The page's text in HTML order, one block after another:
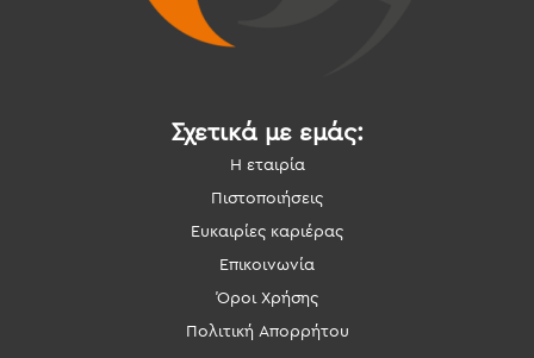
Σχετικά με εμάς:
Η εταιρία
Πιστοποιήσεις
Ευκαιρίες καριέρας
Επικοινωνία
Όροι Χρήσης
Πολιτική Απορρήτου